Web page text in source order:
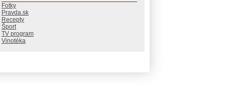
Fotky
Pravda.sk
Recepty
Šport
TV program
Vinotéka